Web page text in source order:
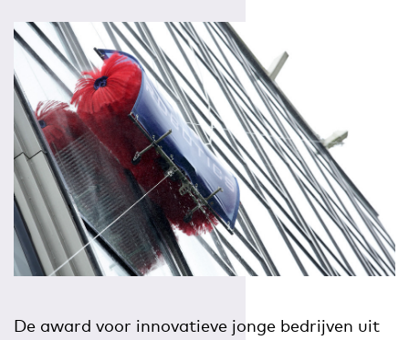
De award voor innovatieve jonge bedrijven uit